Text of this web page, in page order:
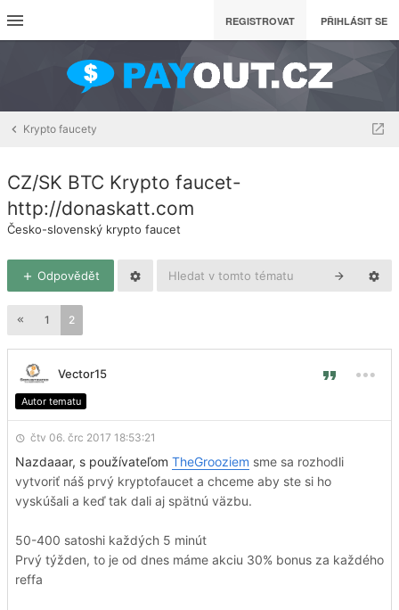
REGISTROVAT PŘIHLÁSIT SE
Krypto faucety
CZ/SK BTC Krypto faucet-
http://donaskatt.com
Česko-slovenský krypto faucet
Odpovědět
1 2
Vector15
Autor tematu
čtv 06. črc 2017 18:53:21
Nazdaaar, s používateľom TheGrooziem sme sa rozhodli
vytvoriť náš prvý kryptofaucet a chceme aby ste si ho
vyskúšali a keď tak dali aj spätnú väzbu.
50-400 satoshi každých 5 minút
Prvý týžden, to je od dnes máme akciu 30% bonus za každého
reffa